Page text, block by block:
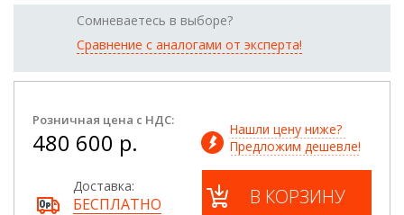
Сомневаетесь в выборе?
Сравнение с аналогами от эксперта!
Розничная цена с НДС:
480 600 р.
Нашли цену ниже?
Предложим дешевле!
Доставка:
БЕСПЛАТНО В КОРЗИНУ